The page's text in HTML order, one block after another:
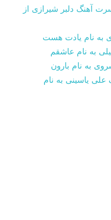
آهنگ دلبر شیرازی از
به نام یادت هست
به نام عاشقم
به نام بارون
علی یاسینی به نام